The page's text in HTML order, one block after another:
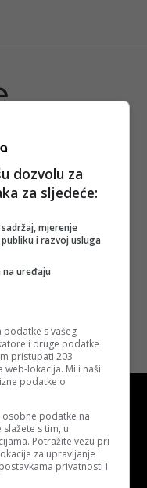
Marketing
dozvolu za
za sljedeće:
mjerenje
i razvoj usluga
uređaju
podatke s vašeg
i druge podatke
pristupati 203
lokacija. Mi i naši
podatke o
podatke na
s tim, u
Potražite vezu pri
za upravljanje
privatnosti i